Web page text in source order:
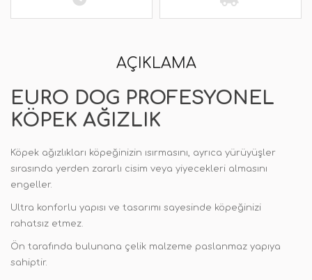
AÇIKLAMA
EURO DOG PROFESYONEL
KÖPEK AĞIZLIK
Köpek ağızlıkları köpeğinizin ısırmasını, ayrıca yürüyüşler
sırasında yerden zararlı cisim veya yiyecekleri almasını
engeller.
Ultra konforlu yapısı ve tasarımı sayesinde köpeğinizi
rahatsız etmez.
Ön tarafında bulunana çelik malzeme paslanmaz yapıya
sahiptir.